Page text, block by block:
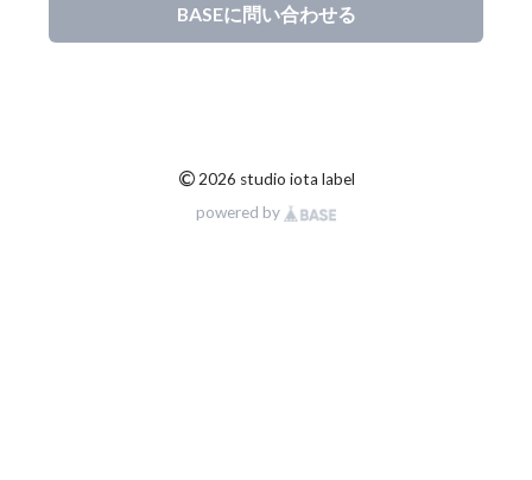
BASEに問い合わせる
© 2026 studio iota label
powered by